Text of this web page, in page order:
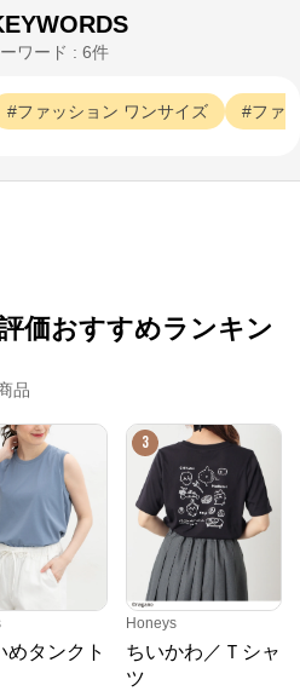
ワード : 6件
ファッション ワンサイズ ファ
価おすすめランキン
品
めタンクト
3
Honeys
ちいかわ／Ｔシャ
ツ